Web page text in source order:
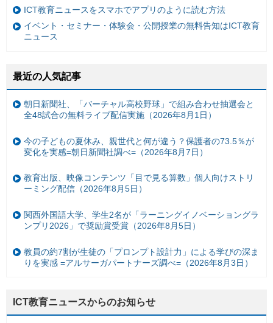
ICT教育ニュースをスマホでアプリのように読む方法
イベント・セミナー・体験会・公開授業の無料告知はICT教育
ニュース
最近の人気記事
朝日新聞社、「バーチャル高校野球」で組み合わせ抽選会と
全48試合の無料ライブ配信実施（2026年8月1日）
今の子どもの夏休み、親世代と何が違う？保護者の73.5％が
変化を実感=朝日新聞社調べ=（2026年8月7日）
教育出版、映像コンテンツ「目で見る算数」個人向けストリ
ーミング配信（2026年8月5日）
関西外国語大学、学生2名が「ラーニングイノベーショングラ
ンプリ2026」で奨励賞受賞（2026年8月5日）
教員の約7割が生徒の「プロンプト設計力」による学びの深ま
りを実感 =アルサーガパートナーズ調べ=（2026年8月3日）
ICT教育ニュースからのお知らせ